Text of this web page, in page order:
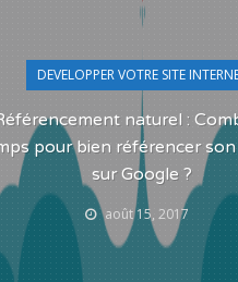
DEVELOPPER VOTRE SITE
naturel :
pour bien référencer
sur Google ?
août 15, 2017